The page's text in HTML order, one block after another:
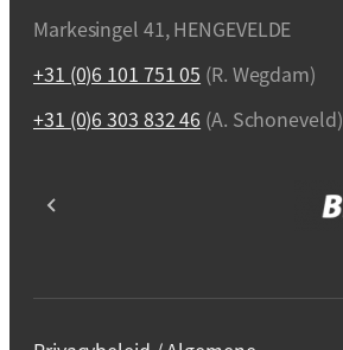
Markesingel 41, HENGEVELDE
+31 (0)6 101 751 05 (R. Wegdam)
+31 (0)6 303 832 46 (A. Schoneveld)